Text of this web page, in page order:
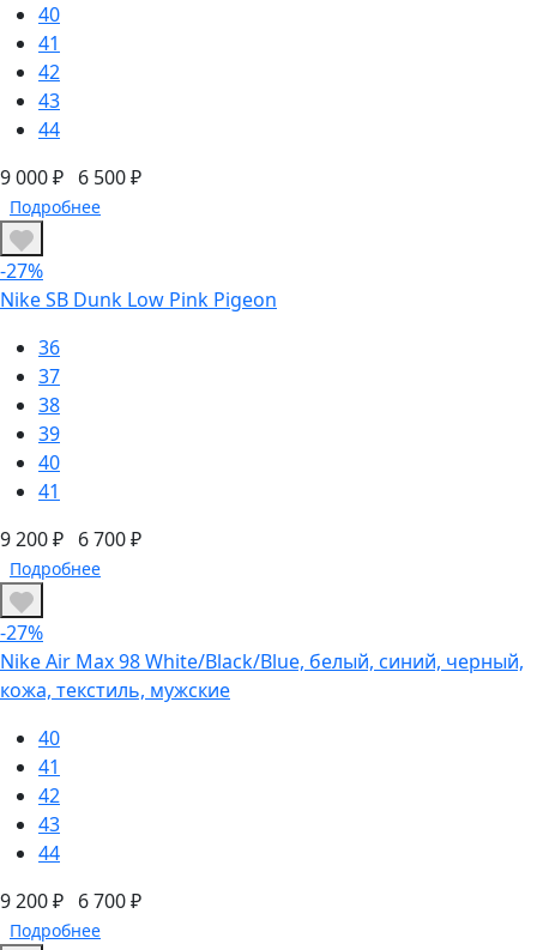
40
41
42
43
44
9 000 ₽ 6 500 ₽
Подробнее
-27%
Nike SB Dunk Low Pink Pigeon
36
37
38
39
40
41
9 200 ₽ 6 700 ₽
Подробнее
-27%
Nike Air Max 98 White/Black/Blue, белый, синий, черный,
кожа, текстиль, мужские
40
41
42
43
44
9 200 ₽ 6 700 ₽
Подробнее